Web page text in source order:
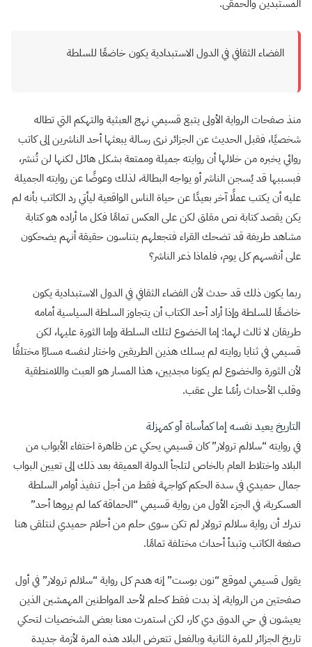
المستبدين والحمقى.
الفضاء الثقافي في الدول الاستبدادية يكون خاضعًا للسلطة
منذ صفحات الرواية الأولى يتبع قسيمي نهج العبثية والتهكم التي تطاله
شخصيًا، فقبل الحديث عن الجزائر نرى رسالة يبعثها أحد الناشرين إلى كاتب
روائي يخبره من خلالها أن روايته جميلة وممتعة بشكل هائل لكنها لن تُنشر،
فبسببها قد يُسجن الناشر أو يواجه البطالة، لذلك وعوضًا عن روايته الجميلة
عليه أن يكتب عملًا آخر بعيدًا عن حياة الناس الواقعية ليأتي رد الكاتب بأنه لم
يكن يقصد كتابة نص مقلق لكن على العكس تمامًا فكل ما أراده هو كتابة
مشاهد طريفة قد تضحك القراء فتجعلهم يتناسون حقيقة أنهم يضحكون
على أنفسهم كل يوم، فلماذا ذعر الناشر؟
ربما يكون ذلك قد حدث لأن الفضاء الثقافي في الدول الاستبدادية يكون
خاضعًا للسلطة وإذا أراد أحد الكتاب أن يتجاوز السلطة السياسية أمامه
طريقان لا ثالث لهما: إما الخضوع لتلك السلطة وإما الثورة عليها، لكن
قسيمي في ثنايا روايته لم يسلك هذين الطريقين واختار لنفسه مسارًا مختلفًا
لأن الثورة والخضوع لم يكونا مجديين، هذا المسار هو العبث واللامنطقية
وقلب الأحداث رأسًا على عقب.
التاريخ يعيد نفسه إما كمأساة أو كمهزلة
في روايته “سلالم ترولار” كان قسيمي يحكي عن ظاهرة اختفاء الأبواب من
البلاد واختلاط العام بالخاص لتلجأ الدولة العميقة بعد ذلك إلى تعيين البواب
جمال حميدي في سدة الحكم كواجهة فقط من أجل تنفيذ أوامر السلطة
العسكرية، في الجزء الأول من رواية قسيمي “الحماقة كما لم يروها أحد”
ندرك أن رواية سلالم ترولار لم تكن سوى حلم من أحلام حميدي لنتلقى هنا
صفعة الكاتب وتبدأ أحداث مختلفة تمامًا.
يقول قسيمي لموقع “نون بوست” إنه هدم كل رواية “سلالم ترولار” في أول
صفحتين من الرواية، إذ بدت فقط كحلم لأحد المواطنين المهمشين الذين
يعيشون في حي الدوق دي كار، لكن استمرت معنا بعض الشخصيات لتحكي
تاريخ الجزائر للمرة الثانية وبالفعل تتعرض البلاد هذه المرة لأزمة جديدة